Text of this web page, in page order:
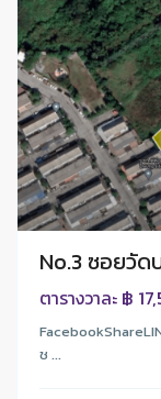
No.3 ซอยวัด
ตารางวาละ ฿
ช ...